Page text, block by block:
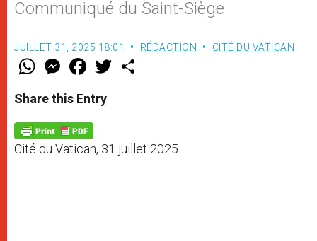
Communiqué du Saint-Siège
JUILLET 31, 2025 18:01 RÉDACTION CITÉ DU VATICAN
W
t
s
p
p
M
e
s
e
g
e
r
F
a
e
b
o
k
w
Share this Entry
Cité du Vatican, 31 juillet 2025